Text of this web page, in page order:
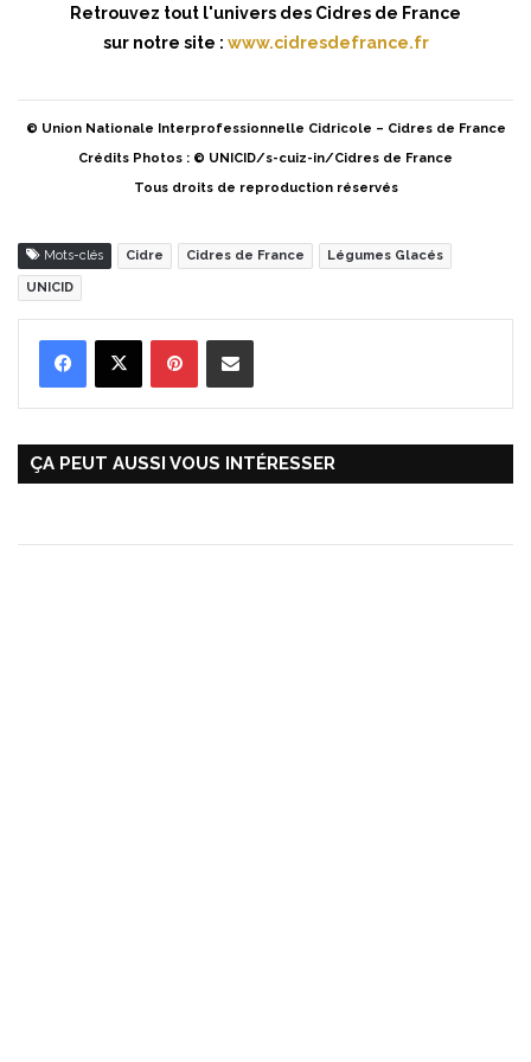
Retrouvez tout l'univers des Cidres de France
sur notre site : www.cidresdefrance.fr
© Union Nationale Interprofessionnelle Cidricole – Cidres de France
Crédits Photos : © UNICID/s-cuiz-in/Cidres de France
Tous droits de reproduction réservés
Mots-clés Cidre Cidres de France Légumes Glacés
UNICID
ÇA PEUT AUSSI VOUS INTÉRESSER